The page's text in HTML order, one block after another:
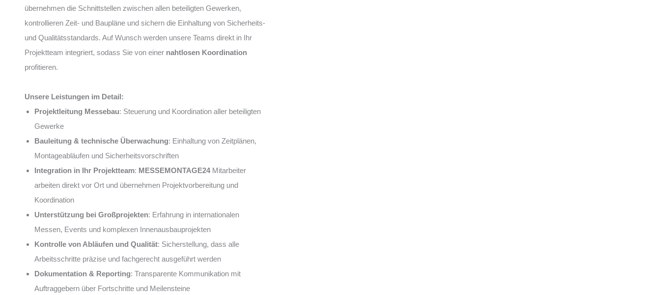
übernehmen die Schnittstellen zwischen allen beteiligten Gewerken,
kontrollieren Zeit- und Baupläne und sichern die Einhaltung von Sicherheits-
und Qualitätsstandards. Auf Wunsch werden unsere Teams direkt in Ihr
Projektteam integriert, sodass Sie von einer nahtlosen Koordination
profitieren.
Unsere Leistungen im Detail:
Projektleitung Messebau: Steuerung und Koordination aller beteiligten
Gewerke
Bauleitung & technische Überwachung: Einhaltung von Zeitplänen,
Montageabläufen und Sicherheitsvorschriften
Integration in Ihr Projektteam: MESSEMONTAGE24Mitarbeiter
arbeiten direkt vor Ort und übernehmen Projektvorbereitung und
Koordination
Unterstützung bei Großprojekten: Erfahrung in internationalen
Messen, Events und komplexen Innenausbauprojekten
Kontrolle von Abläufen und Qualität: Sicherstellung, dass alle
Arbeitsschritte präzise und fachgerecht ausgeführt werden
Dokumentation & Reporting: Transparente Kommunikation mit
Auftraggebern über Fortschritte und Meilensteine